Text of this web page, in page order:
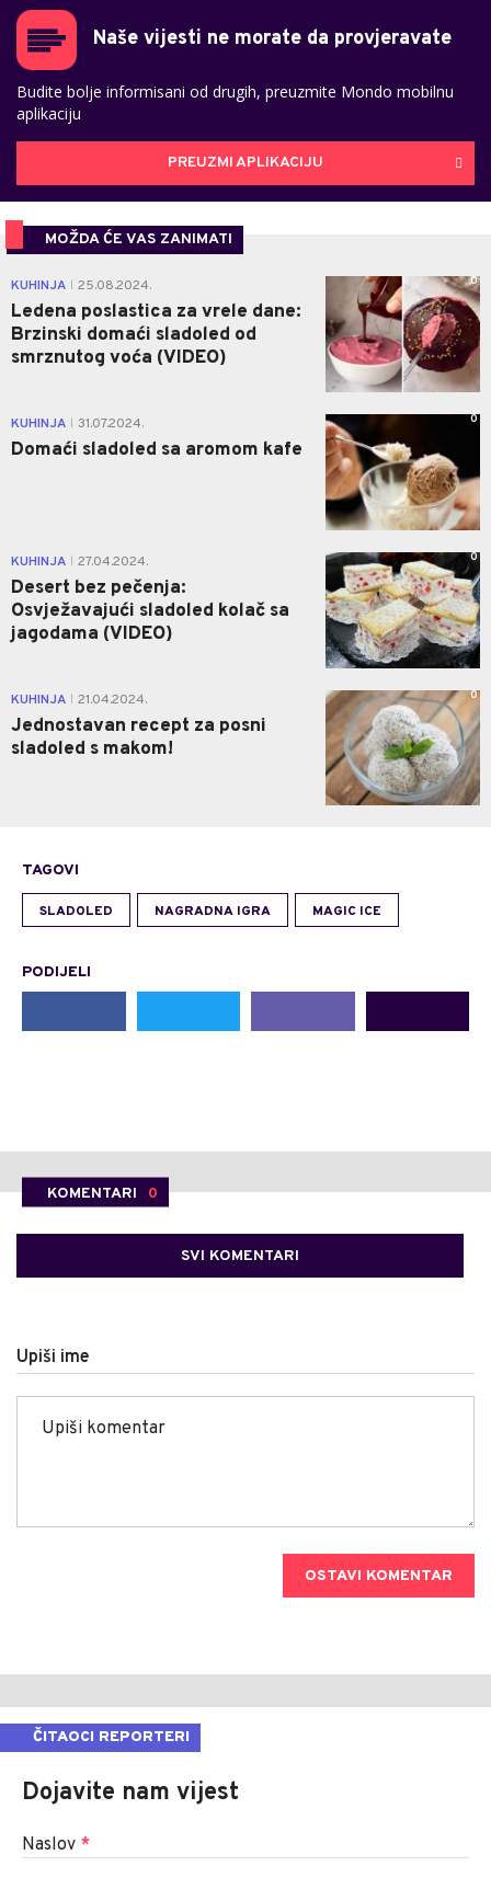
Naše vijesti ne morate da provjeravate
Budite bolje informisani od drugih, preuzmite Mondo mobilnu
aplikaciju
PREUZMI APLIKACIJU
MOŽDA ĆE VAS ZANIMATI
KUHINJA 25.08.2024.
Ledena poslastica za vrele dane:
Brzinski domaći sladoled od
smrznutog voća (VIDEO)
0
KUHINJA 31.07.2024.
Domaći sladoled sa aromom kafe
0
KUHINJA 27.04.2024.
Desert bez pečenja:
Osvježavajući sladoled kolač sa
jagodama (VIDEO)
0
KUHINJA 21.04.2024.
Jednostavan recept za posni
sladoled s makom!
0
TAGOVI
SLADOLED NAGRADNA IGRA MAGIC ICE
PODIJELI
KOMENTARI 0
SVI KOMENTARI
Upiši ime
OSTAVI KOMENTAR
ČITAOCI REPORTERI
Dojavite nam vijest
Naslov *